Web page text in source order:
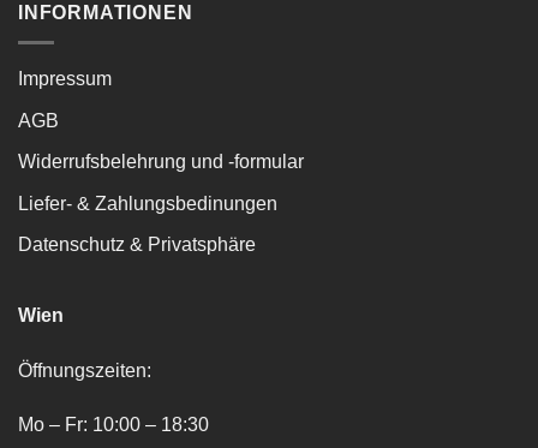
INFORMATIONEN
Impressum
AGB
Widerrufsbelehrung und -formular
Liefer- & Zahlungsbedinungen
Datenschutz & Privatsphäre
Wien
Öffnungszeiten:
Mo – Fr: 10:00 – 18:30